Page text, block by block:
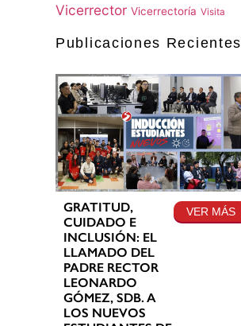
Vicerrector Vicerrectoría Visita
Publicaciones Recientes
GRATITUD,
CUIDADO E
INCLUSIÓN: EL
LLAMADO DEL
PADRE RECTOR
LEONARDO
GÓMEZ, SDB. A
LOS NUEVOS
VER MÁS